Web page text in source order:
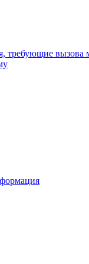
требующие вызова